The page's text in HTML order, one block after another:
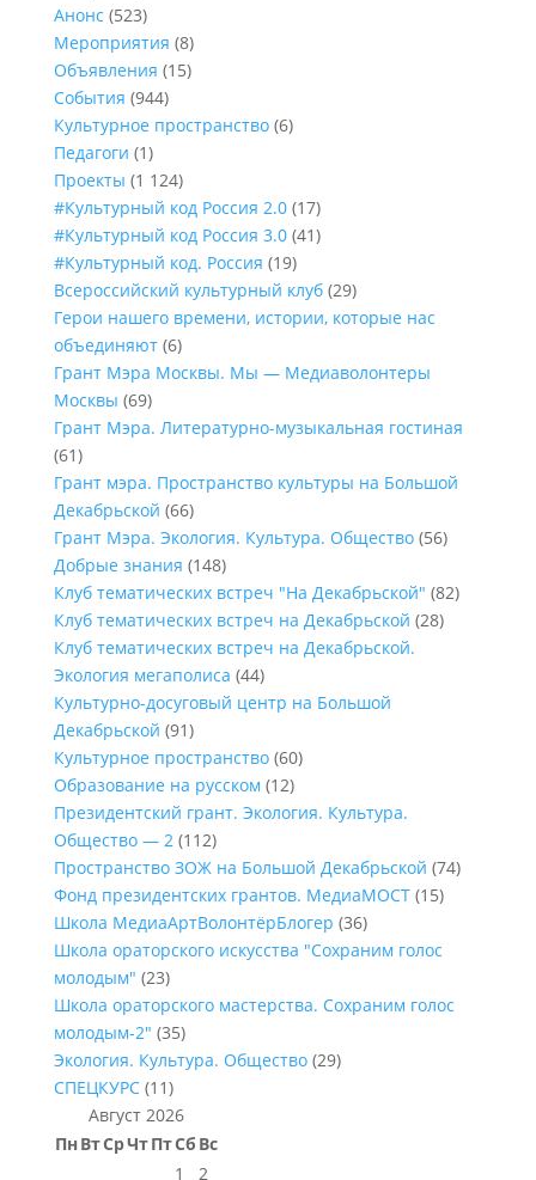
Анонс (523)
Мероприятия (8)
Объявления (15)
События (944)
Культурное пространство(6)
Педагоги (1)
Проекты (1 124)
#Культурный код Россия 2.0(17)
#Культурный код Россия 3.0(41)
#Культурный код. Россия (19)
Всероссийский культурный клуб(29)
Герои нашего времени, истории, которые нас
объединяют(6)
Грант Мэра Москвы. Мы — Медиаволонтеры
Москвы (69)
Грант Мэра. Литературно-музыкальная гостиная
(61)
Грант мэра. Пространство культуры на Большой
Декабрьской (66)
Грант Мэра. Экология. Культура. Общество(56)
Добрые знания (148)
Клуб тематических встреч "На Декабрьской" (82)
Клуб тематических встреч на Декабрьской (28)
Клуб тематических встреч на Декабрьской.
Экология мегаполиса (44)
Культурно-досуговый центр на Большой
Декабрьской (91)
Культурное пространство(60)
Образование на русском (12)
Президентский грант. Экология. Культура.
Общество — 2(112)
Пространство ЗОЖ на Большой Декабрьской (74)
Фонд президентских грантов. МедиаМОСТ(15)
Школа МедиаАртВолонтёрБлогер (36)
Школа ораторского искусства "Сохраним голос
молодым" (23)
Школа ораторского мастерства. Сохраним голос
молодым-2" (35)
Экология. Культура. Общество(29)
СПЕЦКУРС(11)
Август 2026
ПнВтСрЧтПтСб Вс
1
2